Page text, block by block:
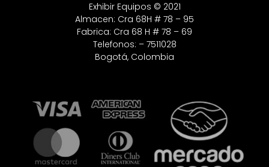
Exhibir Equipos © 2021
Almacen: Cra 68H # 78 – 95
Fabrica: Cra 68 H # 78 – 69
Telefonos: – 7511028
Bogotá, Colombia